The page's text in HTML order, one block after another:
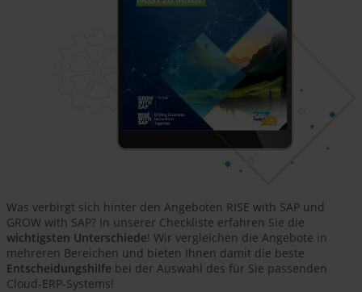
Was verbirgt sich hinter den Angeboten RISE with SAP und
GROW with SAP? In unserer Checkliste erfahren Sie die
wichtigsten Unterschiede! Wir vergleichen die Angebote in
mehreren Bereichen und bieten Ihnen damit die beste
Entscheidungshilfe bei der Auswahl des für Sie passenden
Cloud-ERP-Systems!